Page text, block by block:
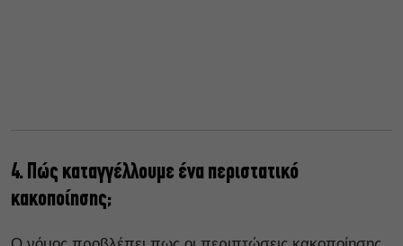
4. Πώς καταγγέλλουμε ένα περιστατικό
κακοποίησης;